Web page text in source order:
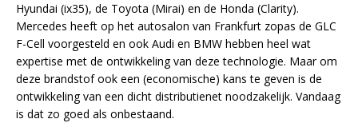
Hyundai (ix35), de Toyota (Mirai) en de Honda (Clarity).
Mercedes heeft op het autosalon van Frankfurt zopas de GLC
F-Cell voorgesteld en ook Audi en BMW hebben heel wat
expertise met de ontwikkeling van deze technologie. Maar om
deze brandstof ook een (economische) kans te geven is de
ontwikkeling van een dicht distributienet noodzakelijk. Vandaag
is dat zo goed als onbestaand.